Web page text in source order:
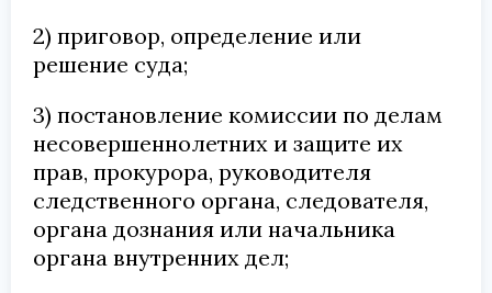
2) приговор, определение или
решение суда;
3) постановление комиссии по делам
несовершеннолетних и защите их
прав, прокурора, руководителя
следственного органа, следователя,
органа дознания или начальника
органа внутренних дел;